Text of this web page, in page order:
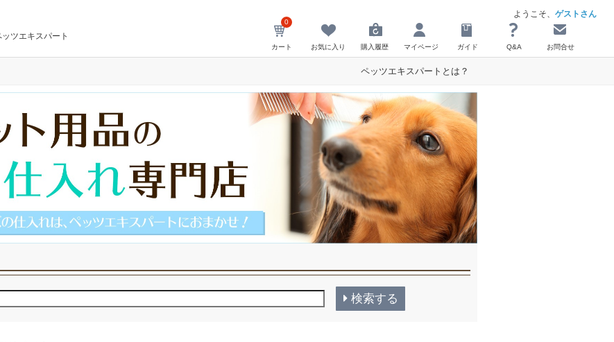
ようこそ、 ゲストさん
ツエキスパート
0
カート お気に入り 購入履歴 マイページ ガイド Q&A お問合せ
ペッツエキスパートとは？
検索する